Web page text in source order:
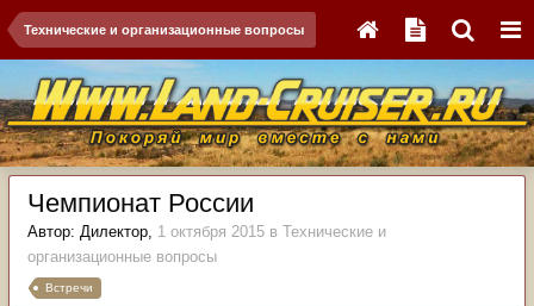
Технические и организационные вопросы
Чемпионат России
Автор: Дилектор, 1 октября 2015 в Технические и
организационные вопросы
Встречи